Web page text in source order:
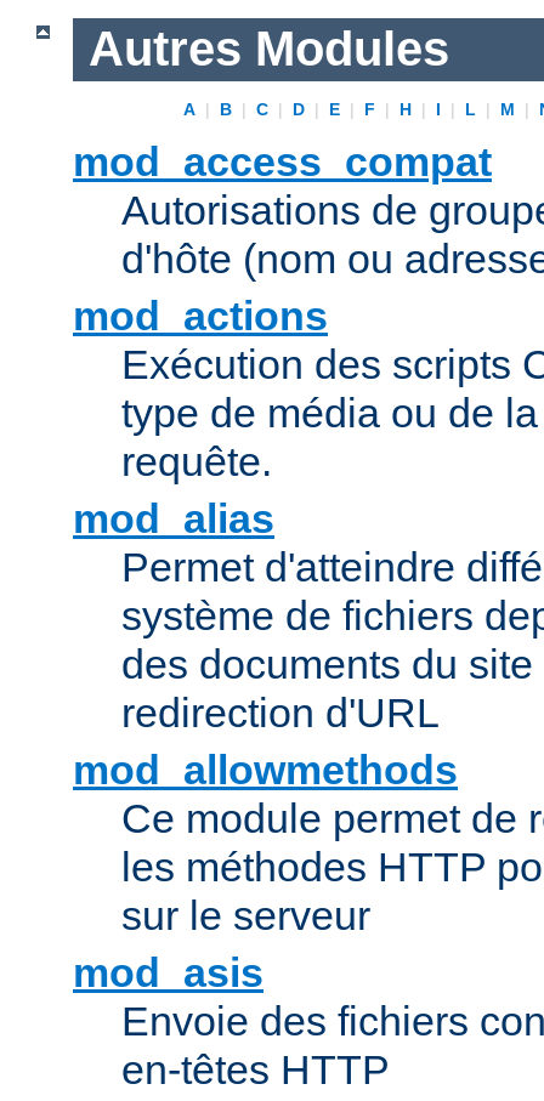
Autres Modules
A | B | C | D | E | F | H | I | L | M |
mod_access_compat
Autorisations de
d'hôte (nom ou
mod_actions
Exécution des scripts
type de média ou de
requête.
mod_alias
Permet d'atteindre
système de fichiers
des documents du
redirection d'URL
mod_allowmethods
Ce module permet de
les méthodes HTTP
sur le serveur
mod_asis
Envoie des fichiers
en-têtes HTTP